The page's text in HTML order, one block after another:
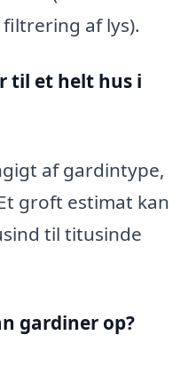
af lys).
til et helt hus i
af gardintype,
groft estimat kan
til titusinde
gardiner op?